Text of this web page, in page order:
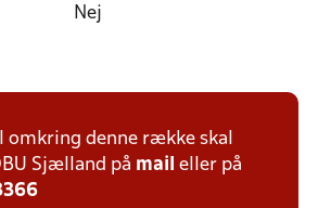
Nej
omkring denne række skal
Sjælland på mail eller på